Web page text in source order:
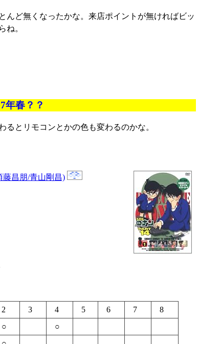
んど無くなったかな。来店ポイントが無ければビッ
ね。
年春？？
るとリモコンとかの色も変わるのかな。
藤昌朋/青山剛昌)
2 3 4 5 6 7
8
○
○